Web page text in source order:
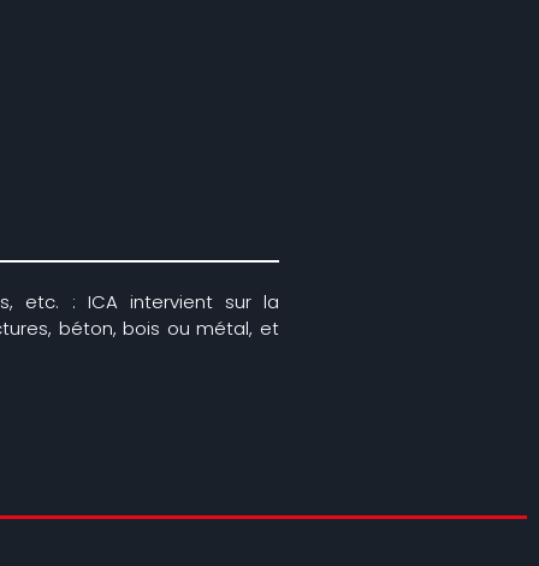
etc. : ICA intervient sur la
béton, bois ou métal, et